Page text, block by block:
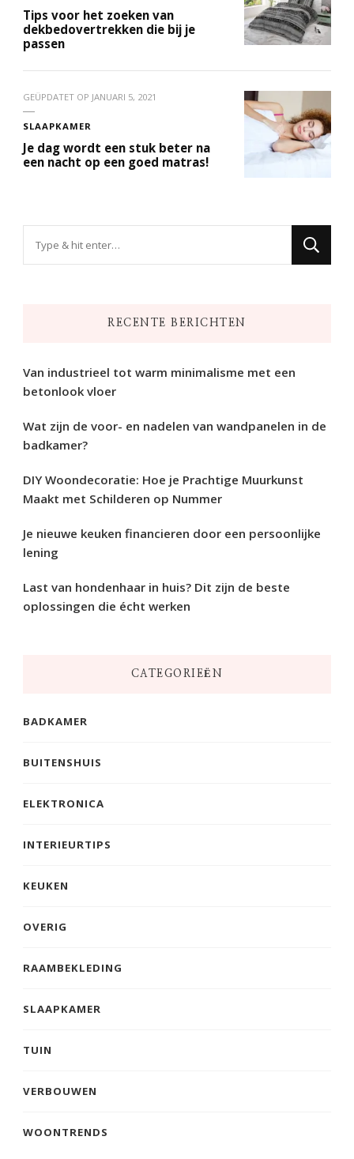
Tips voor het zoeken van
dekbedovertrekken die bij je
passen
GEÜPDATET OP JANUARI 5, 2021
SLAAPKAMER
Je dag wordt een stuk beter na
een nacht op een goed matras!
RECENTE BERICHTEN
Van industrieel tot warm minimalisme met een
betonlook vloer
Wat zijn de voor- en nadelen van wandpanelen in de
badkamer?
DIY Woondecoratie: Hoe je Prachtige Muurkunst
Maakt met Schilderen op Nummer
Je nieuwe keuken financieren door een persoonlijke
lening
Last van hondenhaar in huis? Dit zijn de beste
oplossingen die écht werken
CATEGORIEËN
BADKAMER
BUITENSHUIS
ELEKTRONICA
INTERIEURTIPS
KEUKEN
OVERIG
RAAMBEKLEDING
SLAAPKAMER
TUIN
VERBOUWEN
WOONTRENDS